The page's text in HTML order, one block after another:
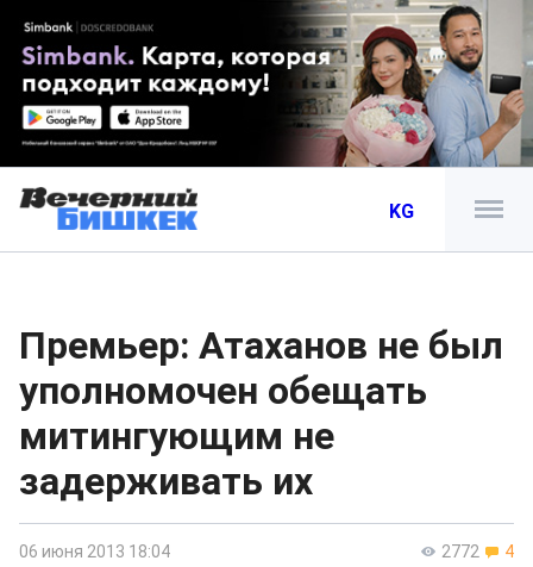
KG
Премьер: Атаханов не был
уполномочен обещать
митингующим не
задерживать их
2772 4
06 июня 2013 18:04